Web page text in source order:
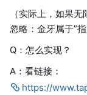
（实际上，如果
忽略：金牙属于”
Q：怎么实现？
A：看链接：
https://